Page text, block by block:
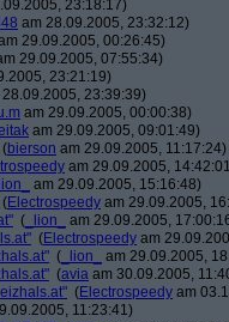
23:18:17)
am 28.09.2005, 23:32:12)
29.09.2005, 00:26:45)
29.09.2005, 07:55:34)
23:21:19)
23:39:39)
am 29.09.2005, 00:00:38)
am 29.09.2005, 09:01:49)
(bierson am 29.09.2005, 11:17:24)
am 29.09.2005,
am 29.09.2005, 15:16:48)
(Electrospeedy am 29.09.2005,
( _lion_
am 29.09.2005,
(Electrospeedy am
( _lion_
am 29.09.2005,
(avia am 30.09.2005,
(Electrospeedy am
11:23:41)